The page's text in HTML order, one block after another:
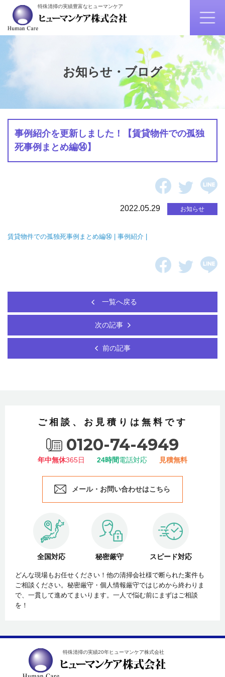
特殊清掃の実績豊富なヒューマンケア
お知らせ・ブログ
事例紹介を更新しました！【賃貸物件での孤独
死事例まとめ編⑭】
2022.05.29 お知らせ
賃貸物件での孤独死事例まとめ編⑭ | 事例紹介 |
一覧へ戻る
次の記事
前の記事
ご相談、お見積りは無料です
0120-74-4949
年中無休365日 24時間電話対応 見積無料
メール・お問い合わせはこちら
全国対応 秘密厳守 スピード対応
どんな現場もお任せください！他の清掃会社様で断られた案件も
ご相談ください。秘密厳守・個人情報厳守ではじめから終わりま
で、一貫して進めてまいります。一人で悩む前にまずはご相談
を！
特殊清掃の実績20年ヒューマンケア株式会社